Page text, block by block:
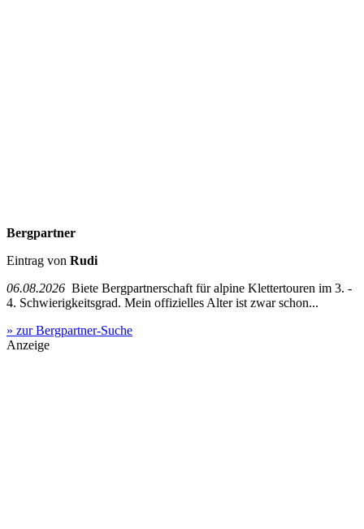
Bergpartner
Eintrag von Rudi
06.08.2026 Biete Bergpartnerschaft für alpine Klettertouren im 3. -
4. Schwierigkeitsgrad. Mein offizielles Alter ist zwar schon...
» zur Bergpartner-Suche
Anzeige